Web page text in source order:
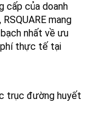
cấp của doanh
mang
nhất về ưu
thực tế tại
trục đường huyết